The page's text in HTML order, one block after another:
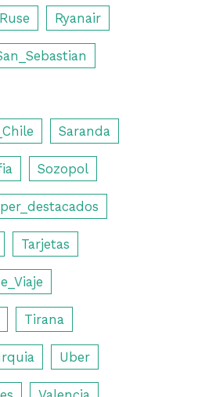
Ruse Ryanair
Saranda
Sozopol
Tarjetas
Tirana
Uber